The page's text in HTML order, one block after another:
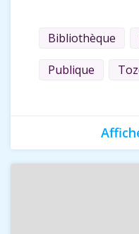
Bibliothèque
Publique